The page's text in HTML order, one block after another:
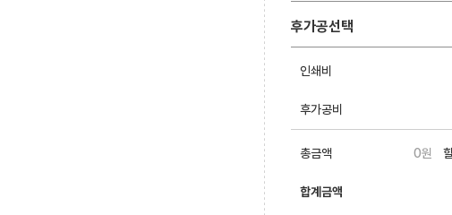
후가공선택
인쇄비
후가공비
총금액 0원
합계금액